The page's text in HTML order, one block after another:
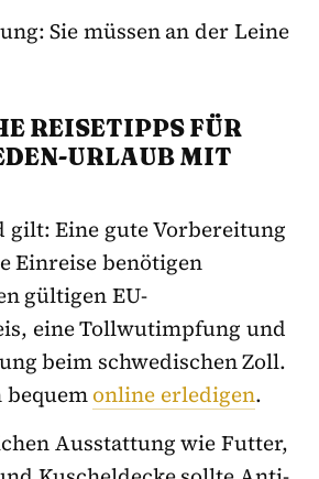
Sie müssen an der Leine
REISETIPPS FÜR
URLAUB MIT
gilt: Eine gute Vorbereitung
Einreise benötigen
gültigen EU-
eine Tollwutimpfung und
beim schwedischen Zoll.
bequemonline erledigen.
Ausstattung wie Futter,